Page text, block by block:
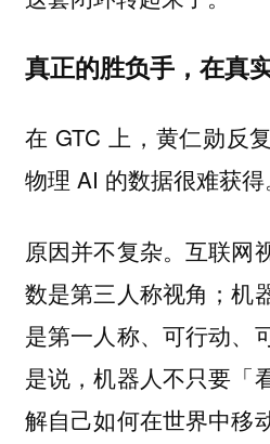
真正的胜负手，在真
在 GTC 上，黄仁勋反
物理 AI 的数据很难获得
原因并不复杂。互联网
数是第三人称视角；机
是第一人称、可行动、
是说，机器人不只要「
解自己如何在世界中移